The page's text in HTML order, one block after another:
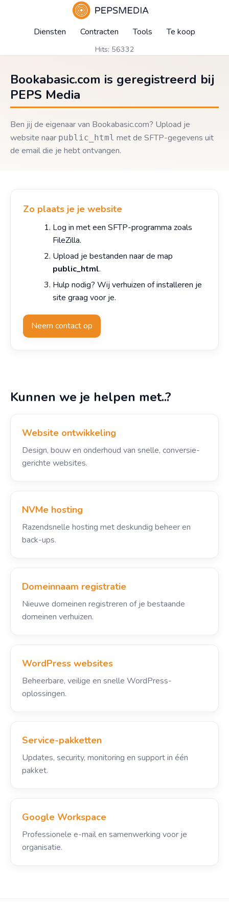
Diensten Contracten Tools Te koop
Hits: 56332
Bookabasic.com is geregistreerd bij
PEPS Media
Ben jij de eigenaar van Bookabasic.com? Upload je
website naar public_html met de SFTP-gegevens uit
de email die je hebt ontvangen.
Zo plaats je je website
Log in met een SFTP-programma zoals
FileZilla.
Upload je bestanden naar de map
public_html.
Hulp nodig? Wij verhuizen of installeren je
site graag voor je.
Neem contact op
Kunnen we je helpen met..?
Website ontwikkeling
Design, bouw en onderhoud van snelle, conversie-
gerichte websites.
NVMe hosting
Razendsnelle hosting met deskundig beheer en
back-ups.
Domeinnaam registratie
Nieuwe domeinen registreren of je bestaande
domeinen verhuizen.
WordPress websites
Beheerbare, veilige en snelle WordPress-
oplossingen.
Service-pakketten
Updates, security, monitoring en support in één
pakket.
Google Workspace
Professionele e-mail en samenwerking voor je
organisatie.